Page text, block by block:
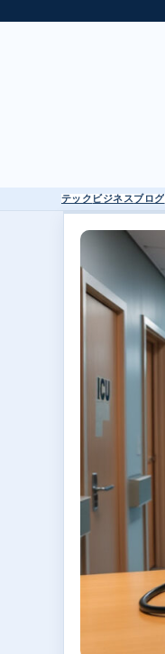
テック ビジネスブログ